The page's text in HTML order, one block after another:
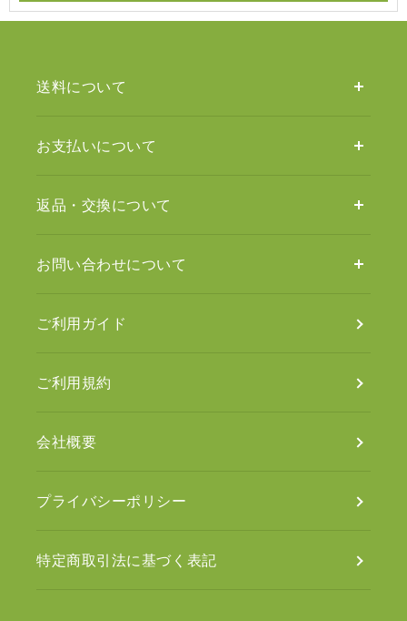
送料について
お支払いについて
返品・交換について
お問い合わせについて
ご利用ガイド
ご利用規約
会社概要
プライバシーポリシー
特定商取引法に基づく表記